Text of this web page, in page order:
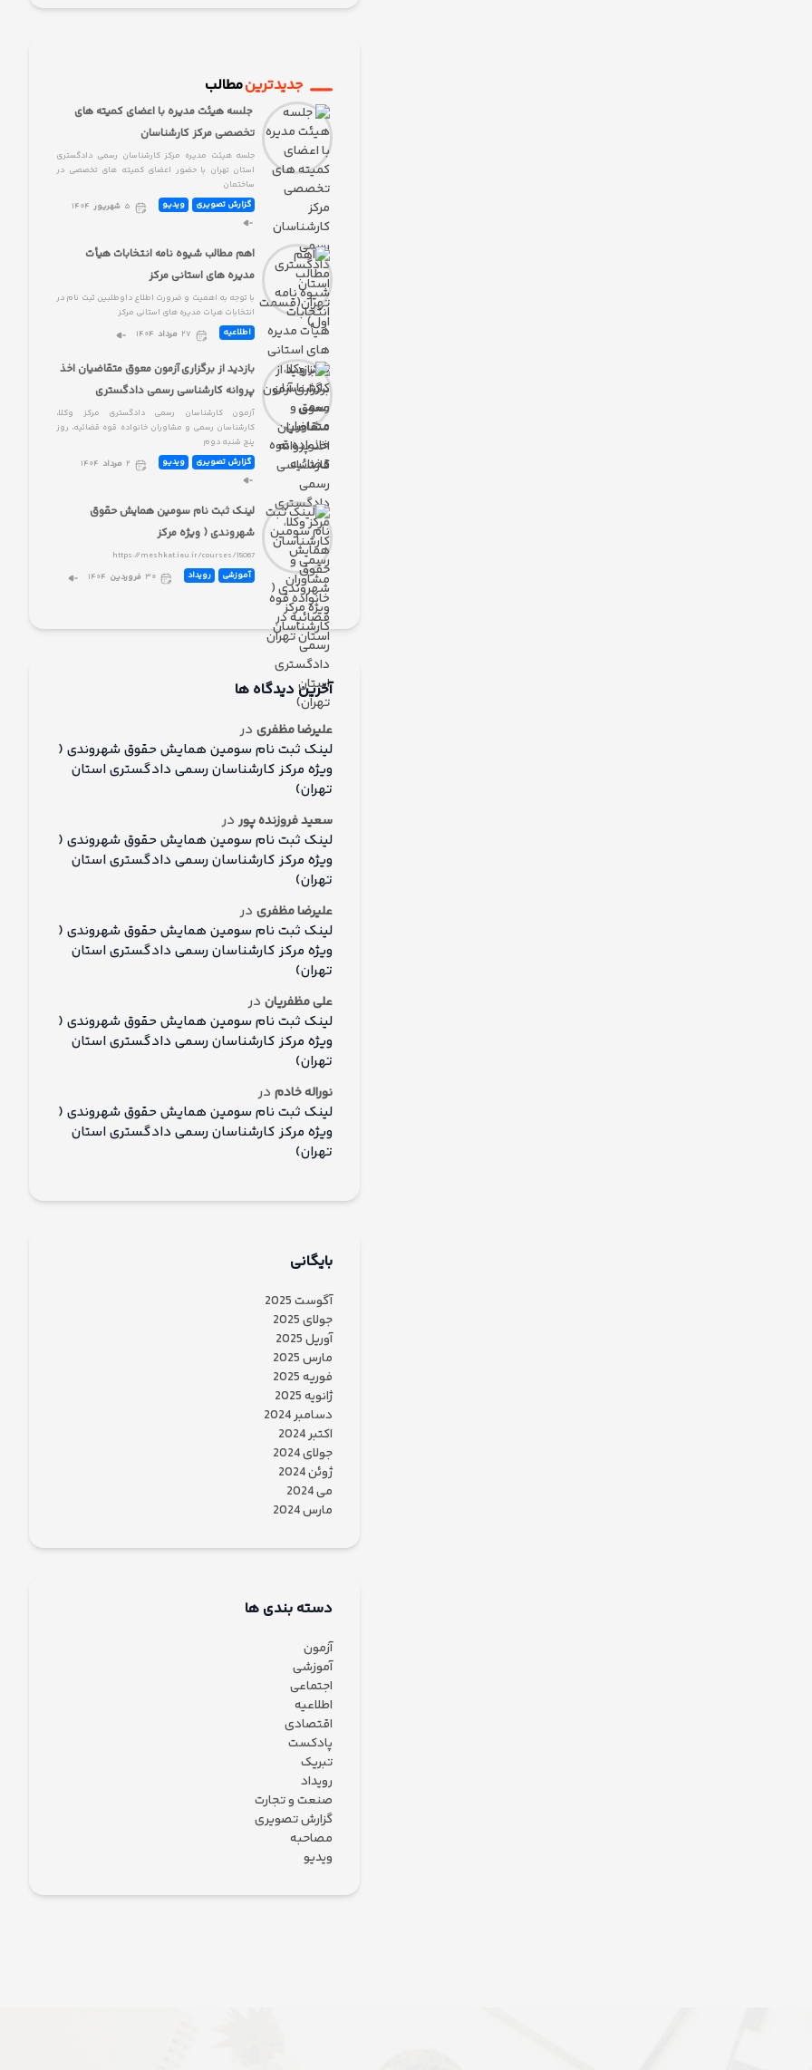
جدیدترینمطالب
جلسه هیئت مدیره با اعضای کمیته های
تخصصی مرکز کارشناسان
جلسه هیئت مدیره مرکز کارشناسان رسمی دادگستری
استان تهران با حضور اعضای کمیته های تخصصی در
ساختمان
گزارش تصویری
ویدیو ۵ شهریور ۱۴۰۴
اهم مطالب شیوه نامه انتخابات هیأت
مدیره های استانی مرکز
با توجه به اهمیت و ضرورت اطلاع داوطلبین ثبت نام در
انتخابات هیات مدیره های استانی مرکز
اطلاعیه
۲۷ مرداد ۱۴۰۴
بازدید از برگزاری آزمون معوق متقاضیان اخذ
پروانه کارشناسی رسمی دادگستری
آزمون کارشناسان رسمی دادگستری مرکز وکلا،
کارشناسان رسمی و مشاوران خانواده قوه قضائیه، روز
پنج شنبه دوم
گزارش تصویری
ویدیو ۲ مرداد ۱۴۰۴
لینک ثبت نام سومین همایش حقوق
شهروندی ( ویژه مرکز
https://meshkat.iau.ir/courses/15067
آموزشی
رویداد ۳۰ فروردین ۱۴۰۴
آخرین دیدگاه ها
علیرضا مظفریدر
لینک ثبت نام سومین همایش حقوق شهروندی (
ویژه مرکز کارشناسان رسمی دادگستری استان
تهران)
سعید فروزنده پوردر
لینک ثبت نام سومین همایش حقوق شهروندی (
ویژه مرکز کارشناسان رسمی دادگستری استان
تهران)
علیرضا مظفریدر
لینک ثبت نام سومین همایش حقوق شهروندی (
ویژه مرکز کارشناسان رسمی دادگستری استان
تهران)
علی مظفریاندر
لینک ثبت نام سومین همایش حقوق شهروندی (
ویژه مرکز کارشناسان رسمی دادگستری استان
تهران)
نوراله خادمدر
لینک ثبت نام سومین همایش حقوق شهروندی (
ویژه مرکز کارشناسان رسمی دادگستری استان
تهران)
بایگانی
آگوست 2025
جولای 2025
آوریل 2025
مارس 2025
فوریه 2025
ژانویه 2025
دسامبر 2024
اکتبر 2024
جولای 2024
ژوئن 2024
می 2024
مارس 2024
دسته بندی ها
آزمون
آموزشی
اجتماعی
اطلاعیه
اقتصادی
پادکست
تبریک
رویداد
صنعت و تجارت
گزارش تصویری
مصاحبه
ویدیو